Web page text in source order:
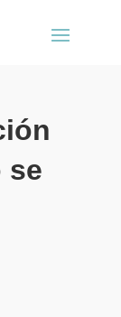
se